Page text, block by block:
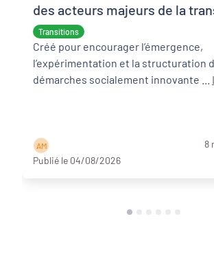
Transitions
des acteurs majeurs de la
écologique et sociale
Créé pour encourager l’émergence,
l’expérimentation et la structuration
A M
8
Publié le 04/08/2026